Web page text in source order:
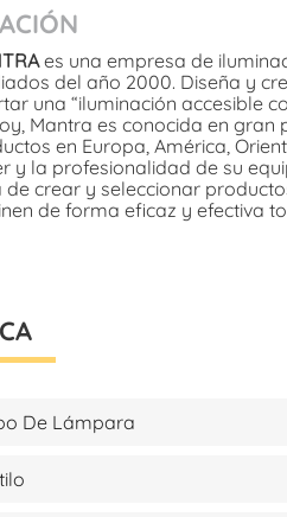
es una empresa de
del año 2000. Diseña y
una “iluminación accesible
Mantra es conocida en
en Europa, América,
y la profesionalidad de su
de crear y seleccionar
de forma eficaz y efectiva
De Lámpara